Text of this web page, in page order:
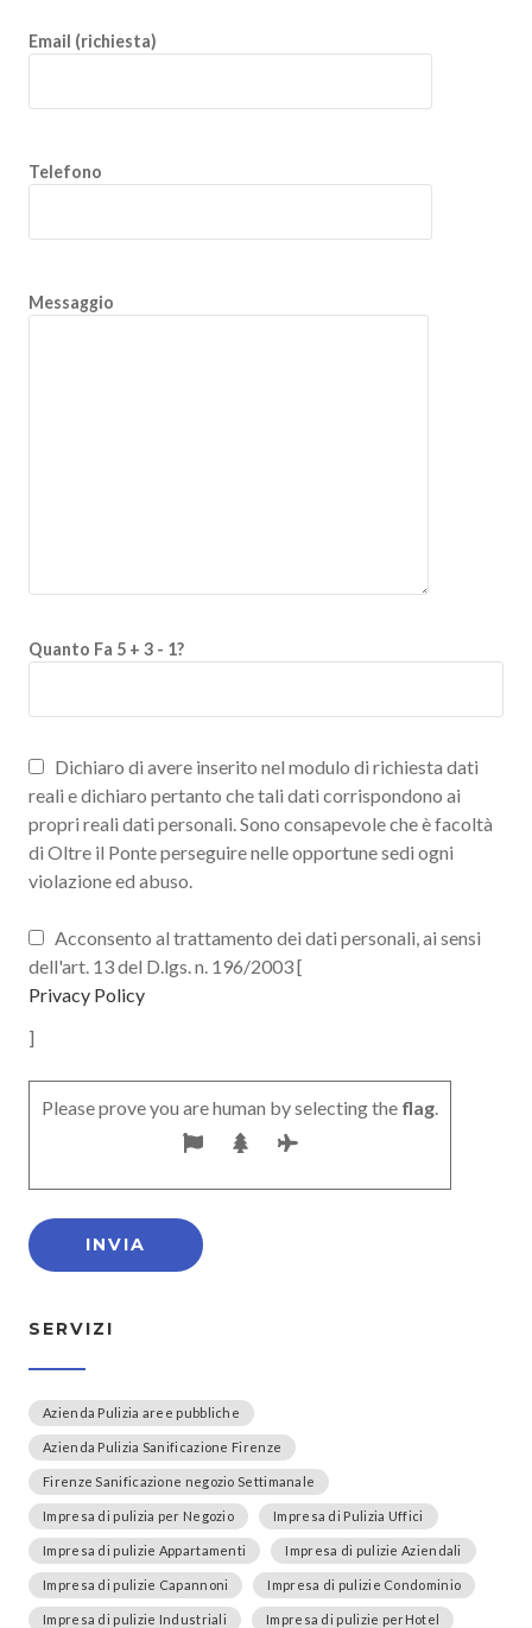
Email (richiesta)
Telefono
Messaggio
Quanto Fa 5 + 3 - 1?
Dichiaro di avere inserito nel modulo di richiesta dati
reali e dichiaro pertanto che tali dati corrispondono ai
propri reali dati personali. Sono consapevole che è facoltà
di Oltre il Ponte perseguire nelle opportune sedi ogni
violazione ed abuso.
Acconsento al trattamento dei dati personali, ai sensi
dell'art. 13 del D.lgs. n. 196/2003 [
Privacy Policy
]
Please prove you are human by selecting the flag.
SERVIZI
Azienda Pulizia aree pubbliche
Azienda Pulizia Sanificazione Firenze
Firenze Sanificazione negozio Settimanale
Impresa di pulizia per Negozio Impresa di Pulizia Uffici
Impresa di pulizie Appartamenti Impresa di pulizie Aziendali
Impresa di pulizie Capannoni Impresa di pulizie Condominio
Impresa di pulizie Industriali Impresa di pulizie perHotel